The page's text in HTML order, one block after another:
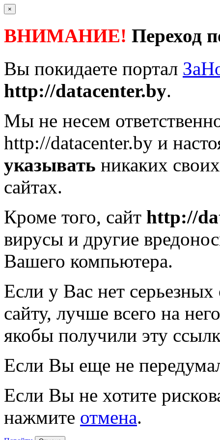
×
ВНИМАНИЕ! Переход
Вы покидаете портал
http://datacenter.by.
Мы не несем
http://datacenter.by и
указывать никаких
сайтах.
Кроме того, сайт http://
вирусы и другие
Вашего компьютера.
Если у Вас нет
сайту, лучше всего на
якобы получили эту
Если Вы еще не
Если Вы не хотите
нажмите отмена.